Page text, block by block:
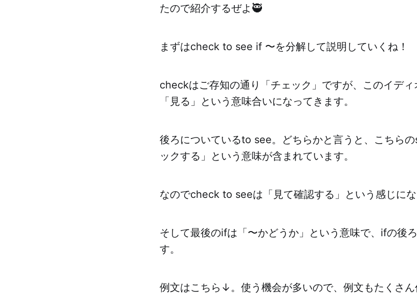
たので紹介するぜよ🥷
まずはcheck to see if 〜を分解して説明していくね！
checkはご存知の通り「チェック」ですが、このイデ
「見る」という意味合いになってきます。
後ろについているto see。どちらかと言うと、こちら
ックする」という意味が含まれています。
なのでcheck to seeは「見て確認する」という感じにな
そして最後のifは「〜かどうか」という意味で、ifの後
す。
例文はこちら↓。使う機会が多いので、例文もたくさ